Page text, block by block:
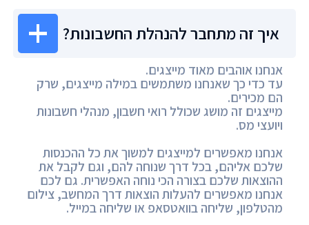
איך זה מתחבר להנהלת החשבונות?
אנחנו אוהבים מאוד מייצגים.
עד כדי כך שאנחנו משתמשים במילה מייצגים, שרק
הם מכירים.
מייצגים זה מושג שכולל רואי חשבון, מנהלי חשבונות
ויועצי מס.
אנחנו מאפשרים למייצגים למשוך את כל ההכנסות
שלכם אליהם, בכל דרך שנוחה להם, וגם לקבל את
ההוצאות שלכם בצורה הכי נוחה האפשרית. גם לכם
אנחנו מאפשרים להעלות הוצאות דרך המחשב, צילום
מהטלפון, שליחה בוואטסאפ או שליחה במייל.